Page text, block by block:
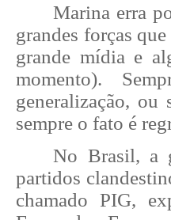
Marina erra
grandes forças
grande mídia e
momento).
generalização, ou
sempre o fato é
No Brasil, a
partidos
chamado PIG,